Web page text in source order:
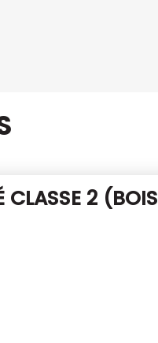
2 (BOIS